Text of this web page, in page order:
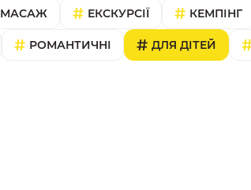
МАСАЖ ЕКСКУРСІЇ КЕМПІНГ
РОМАНТИЧНІ ДЛЯ ДІТЕЙ